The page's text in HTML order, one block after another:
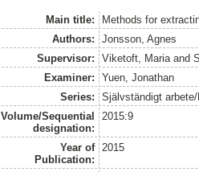
Main title:
Methods for
Authors:
Jonsson, Agnes
Supervisor:
Viketoft, Mariaand
Examiner:
Yuen, Jonathan
Series:
Självständigt
Volume/Sequential
designation:
2015:9
Year of
Publication:
2015